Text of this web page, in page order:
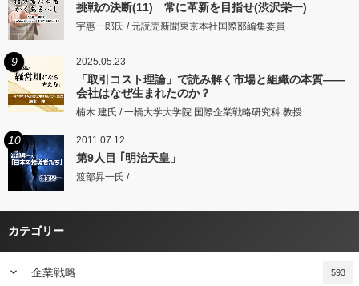
挑戦の決断(11) 常に革新を目指せ(渋沢栄一)
宇惠一郎氏 / 元読売新聞東京本社国際部編集委員
9 2025.05.23
「取引コスト理論」で読み解く市場と組織の本質――
会社はなぜ生まれたのか？
楠木 建氏 / 一橋大学大学院 国際企業戦略研究科 教授
10 2011.07.12
第9人目 ｢明治天皇」
渡部昇一氏 /
カテゴリー
keyboard_arrow_down 企業戦略 593